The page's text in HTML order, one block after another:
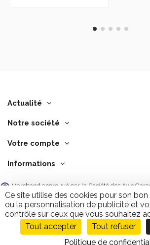
Ajouter au
Actualité
Notre société
Votre compte
Informations
Marchand approuvé par la Société des Avis
vérifier .
/10
Ce site utilise des cookies pour son
ou la personnalisation de publicité et
contrôle sur ceux que vous souhaitez
Tout accepter
Tout refuser
Politique de